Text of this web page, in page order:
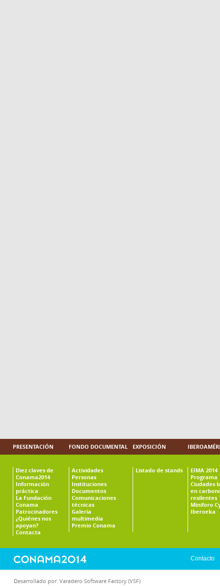
PRESENTACIÓN
Diez claves de
Conama2014
Información
práctica
La Fundación
Conama
Patrocinadores
¿Quiénes nos
apoyan?
Contacta
FONDO DOCUMENTAL
Actividades
Personas
Instituciones
Documentos
Comunicaciones
técnicas
Galería
multimedia
Premio Conama
EXPOSICIÓN
Listado de stands
EIMA 2014
Programa
Ciudades
en
resilentes
Miniforo
Iberoeka
Contacto
Desarrollado por: Varadero Software Factory (VSF)